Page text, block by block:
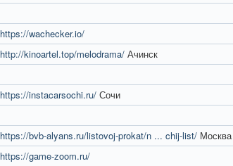
https://wachecker.io/
http://kinoartel.top/melodrama/ Ачинск
https://instacarsochi.ru/ Сочи
https://bvb-alyans.ru/listovoj-prokat/n ... chij-list/ Москва
https://game-zoom.ru/